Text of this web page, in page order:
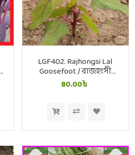
LGF402. Rajhongsi Lal
Goosefoot / রাজহংসী
লাল বথুয়া শাক
80.00৳